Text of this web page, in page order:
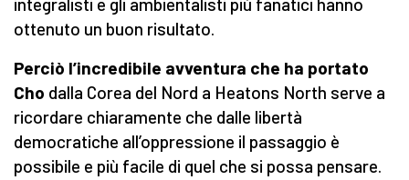
integralisti e gli ambientalisti più fanatici hanno
ottenuto un buon risultato.
Perciò l’incredibile avventura che ha portato
Cho dalla Corea del Nord a Heatons North serve a
ricordare chiaramente che dalle libertà
democratiche all’oppressione il passaggio è
possibile e più facile di quel che si possa pensare.